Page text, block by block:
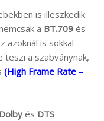
is illeszkedik
a BT.709 és
azoknál is sokkal
a szabványnak,
(High Frame Rate –
Dolby és DTS